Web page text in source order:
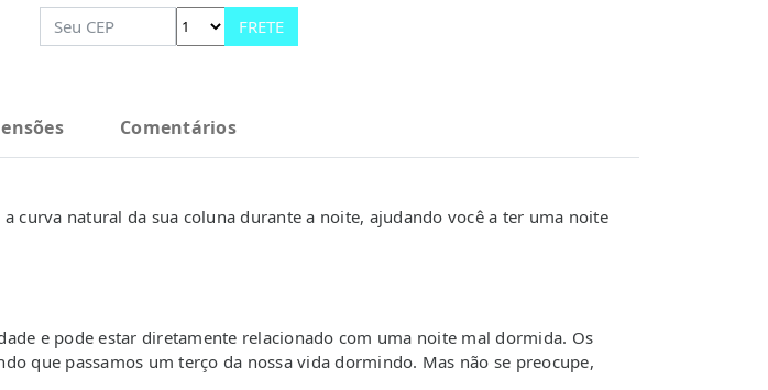
FRETE
Comentários
curva natural da sua coluna durante a noite, ajudando você a ter uma noite
e pode estar diretamente relacionado com uma noite mal dormida. Os
que passamos um terço da nossa vida dormindo. Mas não se preocupe,